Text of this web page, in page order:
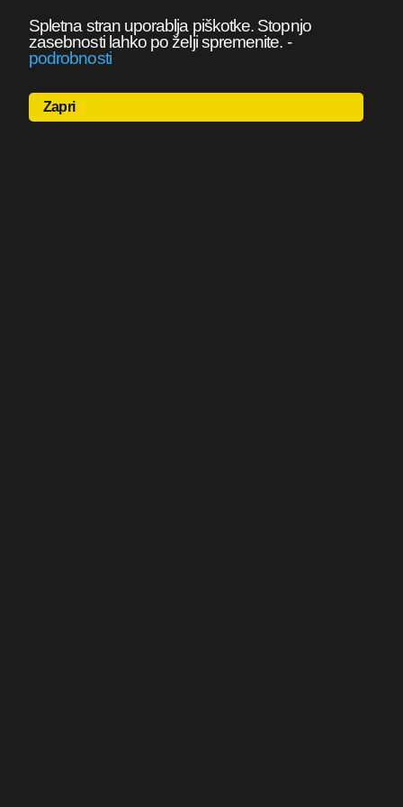
Spletna stran uporablja piškotke. Stopnjo
zasebnosti lahko po želji spremenite. -
podrobnosti
Zapri